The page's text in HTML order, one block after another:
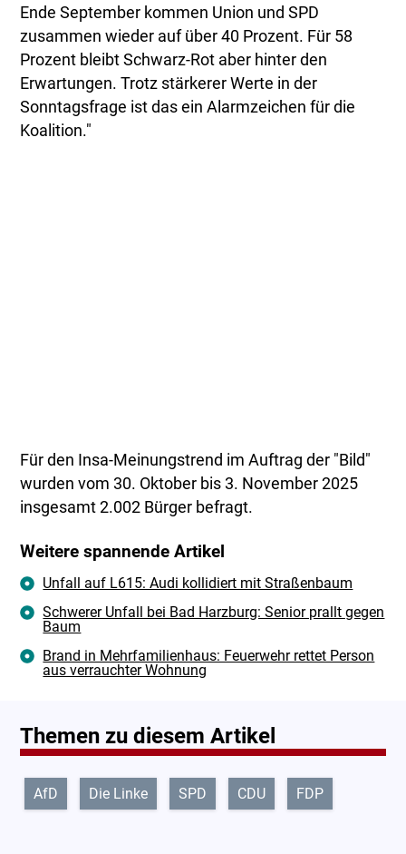
Ende September kommen Union und SPD
zusammen wieder auf über 40 Prozent. Für 58
Prozent bleibt Schwarz-Rot aber hinter den
Erwartungen. Trotz stärkerer Werte in der
Sonntagsfrage ist das ein Alarmzeichen für die
Koalition."
Für den Insa-Meinungstrend im Auftrag der "Bild"
wurden vom 30. Oktober bis 3. November 2025
insgesamt 2.002 Bürger befragt.
Weitere spannende Artikel
Unfall auf L615: Audi kollidiert mit Straßenbaum
Schwerer Unfall bei Bad Harzburg: Senior prallt gegen
Baum
Brand in Mehrfamilienhaus: Feuerwehr rettet Person
aus verrauchter Wohnung
Themen zu diesem Artikel
AfD Die Linke SPD CDU FDP